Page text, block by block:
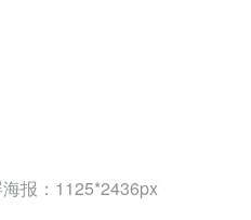
报：1125*2436px